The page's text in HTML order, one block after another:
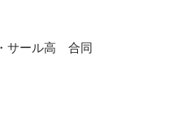
ール高 合同